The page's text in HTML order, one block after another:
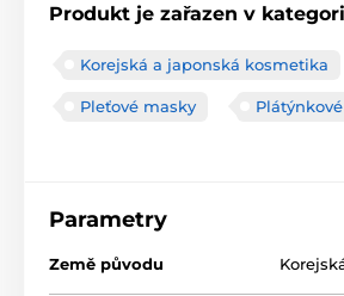
Produkt je zařazen v
Korejská a japonská kosmetika
Pleťové masky
Parametry
Země původu